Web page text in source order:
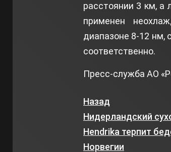
расстоянии 3 км, а
применен
диапазоне 8-12 нм,
соответственно.
Пресс-служба АО
Назад
Нидерландский
Hendrika терпит
Норвегии